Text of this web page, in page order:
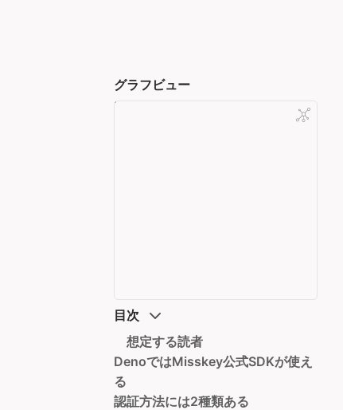
グラフビュー
目次
想定する読者
DenoではMisskey公式SDKが使え
る
認証方法には2種類ある